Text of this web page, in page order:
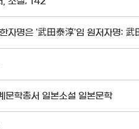
한자명은 '武田泰淳'임 원저자명: 武
문학총서 일본소설 일본문학